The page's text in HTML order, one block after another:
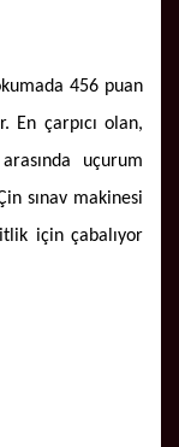
456 puan
En çarpıcı olan,
uçurum
sınav makinesi
için çabalıyor